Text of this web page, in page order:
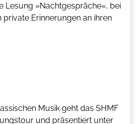
Lesung »Nachtgespräche«, bei
private Erinnerungen an ihren
Musik geht das SHMF
und präsentiert unter